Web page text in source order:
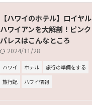
【ハワイのホテル】ロイヤル
ハワイアンを大解剖！ピンク
パレスはこんなところ
2024/11/28
ハワイ ホテル
旅行の準備をする
旅行記
ハワイ情報